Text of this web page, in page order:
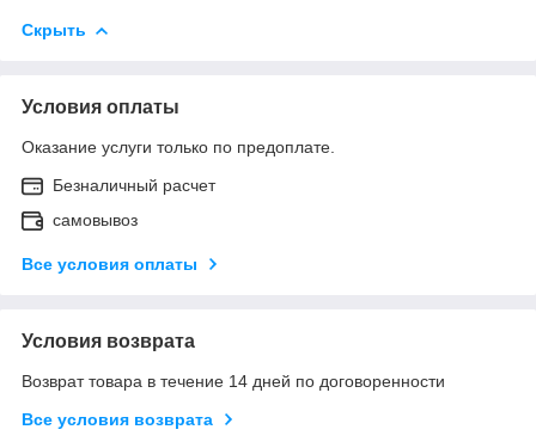
Скрыть
Условия оплаты
Оказание услуги только по предоплате.
Безналичный расчет
самовывоз
Все условия оплаты
Условия возврата
Возврат товара в течение 14 дней по договоренности
Все условия возврата